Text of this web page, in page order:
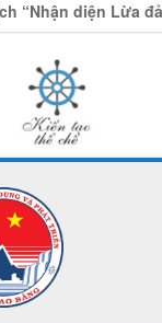
“Nhận diện Lừa